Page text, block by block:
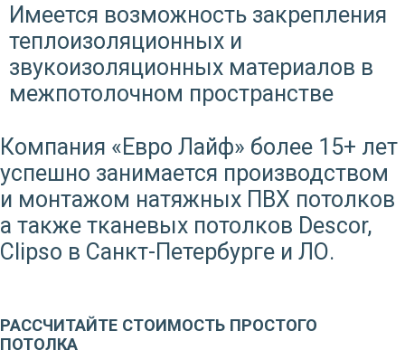
Имеется возможность закрепления
теплоизоляционных и
звукоизоляционных материалов в
межпотолочном пространстве
Компания «Евро Лайф» более 15+ лет
успешно занимается производством
и монтажом натяжных ПВХ потолков
а также тканевых потолков Descor,
Clipso в Санкт-Петербурге и ЛО.
РАССЧИТАЙТЕ СТОИМОСТЬ ПРОСТОГО
ПОТОЛКА